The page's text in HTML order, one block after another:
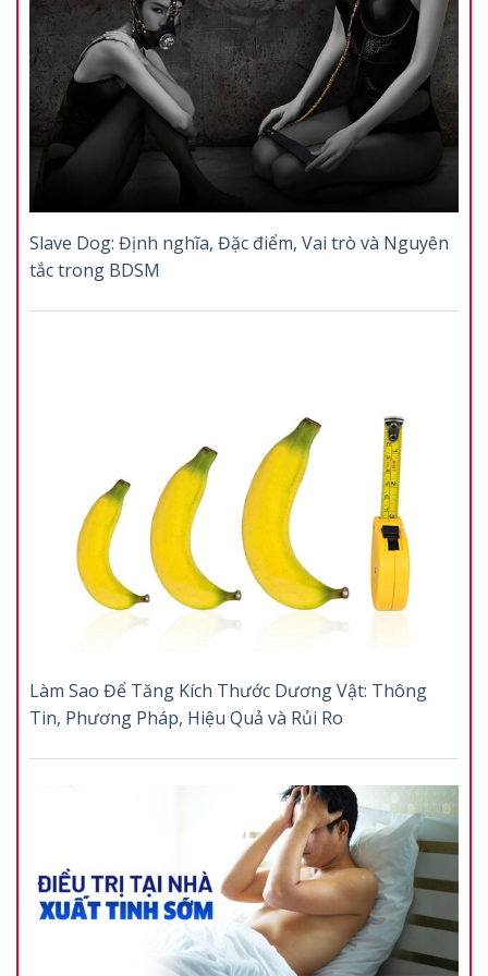
Slave Dog: Định nghĩa, Đặc điểm, Vai trò và Nguyên
tắc trong BDSM
Làm Sao Để Tăng Kích Thước Dương Vật: Thông
Tin, Phương Pháp, Hiệu Quả và Rủi Ro